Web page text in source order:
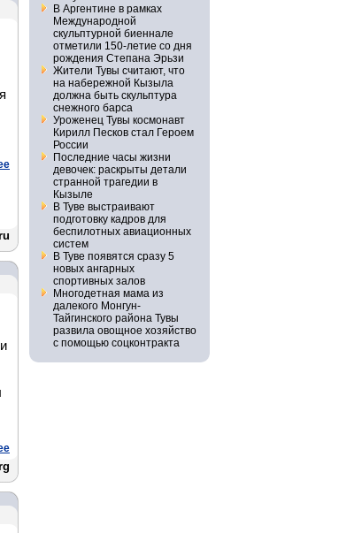
В Аргентине в рамках
Международной
скульптурной биеннале
отметили 150-летие со дня
рождения Степана Эрьзи
Жители Тувы считают, что
на набережной Кызыла
должна быть скульптура
снежного барса
Уроженец Тувы космонавт
Кирилл Песков стал Героем
России
Последние часы жизни
девочек: раскрыты детали
странной трагедии в
Кызыле
В Туве выстраивают
подготовку кадров для
беспилотных авиационных
систем
В Туве появятся сразу 5
новых ангарных
спортивных залов
Многодетная мама из
далекого Монгун-
Тайгинского района Тувы
развила овощное хозяйство
с помощью соцконтракта